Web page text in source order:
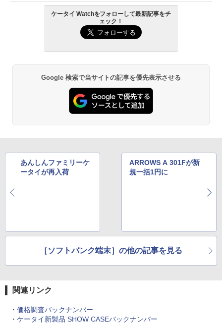
ケータイ Watchをフォローして最新記事をチ
ェック！
Google 検索で当サイトの記事を優先表示させる
あんしんファミリーケ
ータイが再入荷
ARROWS A 301Fが新
規一括1円に
［ソフトバンク端末］の他の記事を見る
関連リンク
・ 価格調査バックナンバー
・ ケータイ新製品 SHOW CASEバックナンバー